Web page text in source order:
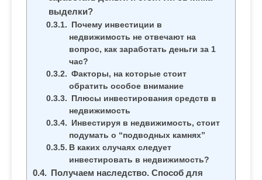
выделки?
Почему инвестиции в
недвижимость не отвечают на
вопрос, как заработать деньги за 1
час?
Факторы, на которые стоит
обратить особое внимание
Плюсы инвестирования средств в
недвижимость
Инвестируя в недвижимость, стоит
подумать о “подводных камнях”
В каких случаях следует
инвестировать в недвижимость?
Получаем наследство. Способ для